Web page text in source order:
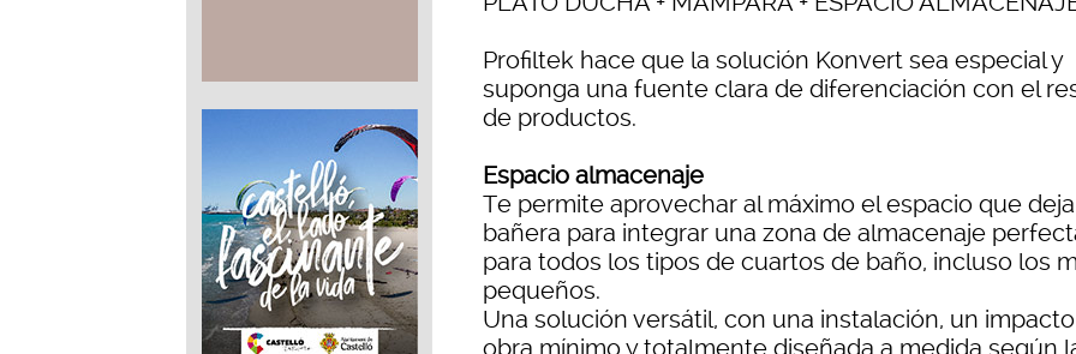
Profiltek hace que la solución Konvert sea especial y
suponga una fuente clara de diferenciación con el
de productos.
Espacio almacenaje
Te permite aprovechar al máximo el espacio que
bañera para integrar una zona de almacenaje
para todos los tipos de cuartos de baño, incluso los
pequeños.
Una solución versátil, con una instalación, un